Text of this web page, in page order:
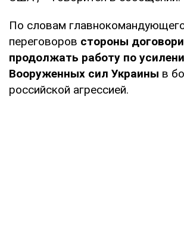
По словам
переговоров стороны
продолжать работу по
Вооруженных сил Украины в
российской агрессией.